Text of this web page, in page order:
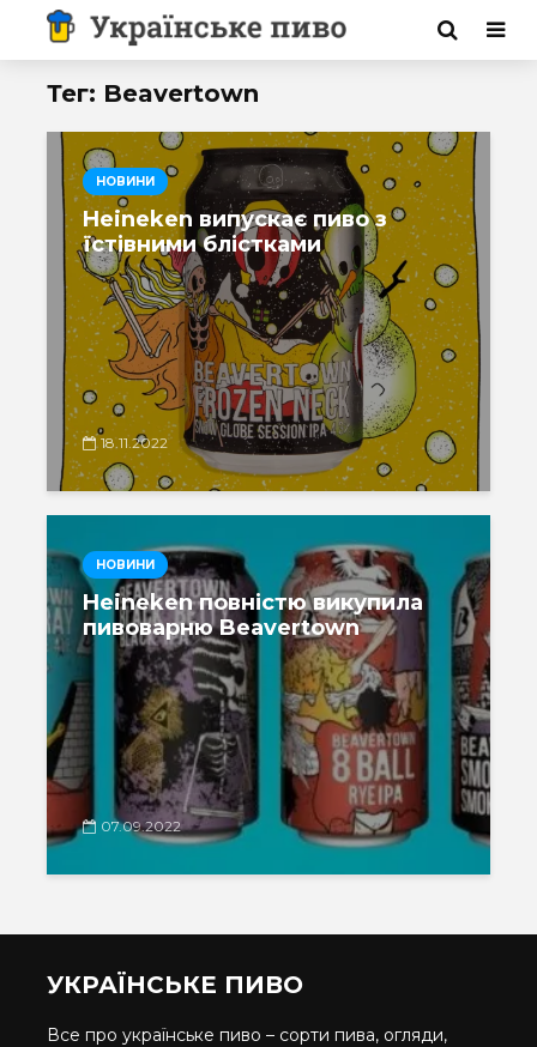
Тег: Beavertown
НОВИНИ
Heineken випускає пиво з
їстівними блістками
18.11.2022
НОВИНИ
Heineken повністю викупила
пивоварню Beavertown
07.09.2022
УКРАЇНСЬКЕ ПИВО
Все про українське пиво – сорти пива, огляди,